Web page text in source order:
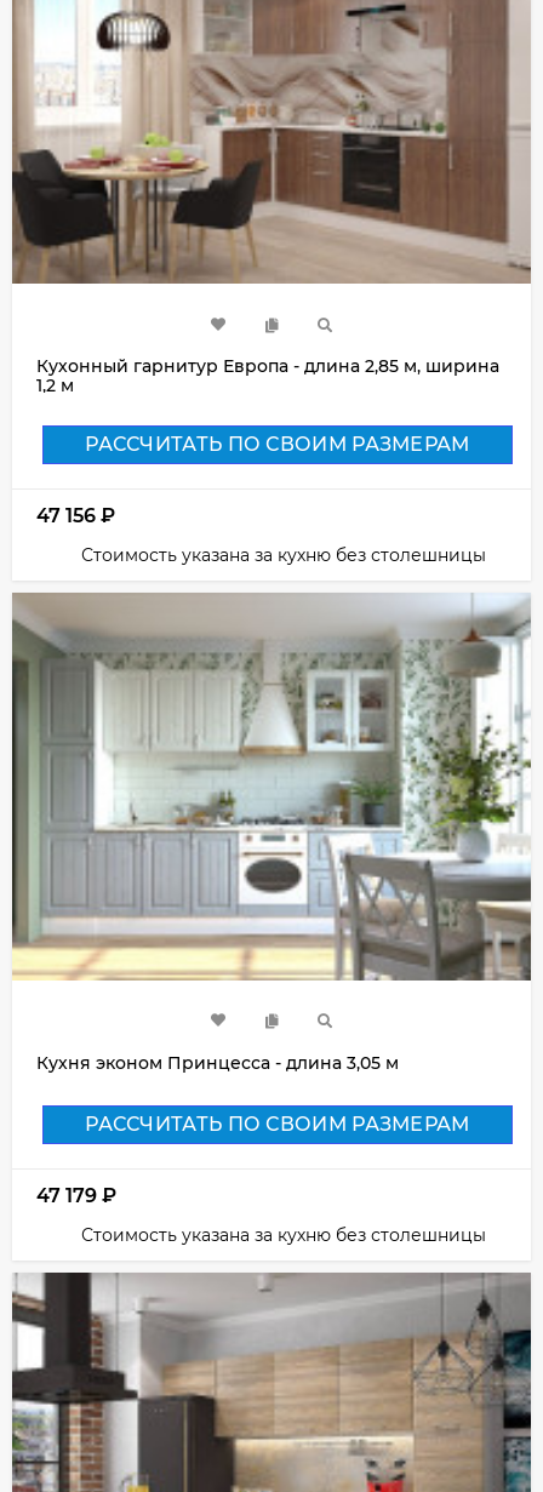
Кухонный гарнитур Европа - длина 2,85 м, ширина
1,2 м
РАССЧИТАТЬ ПО СВОИМ РАЗМЕРАМ
47 156 ₽
Стоимость указана за кухню без столешницы
Кухня эконом Принцесса - длина 3,05 м
РАССЧИТАТЬ ПО СВОИМ РАЗМЕРАМ
47 179 ₽
Стоимость указана за кухню без столешницы